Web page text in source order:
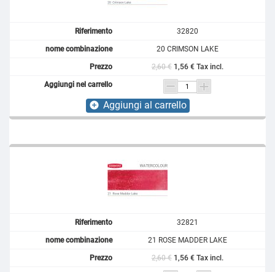
32820
20 CRIMSON LAKE
2,60 € 1,56 € Tax incl.
add_circle Aggiungi al carrello
32821
21 ROSE MADDER LAKE
2,60 € 1,56 € Tax incl.